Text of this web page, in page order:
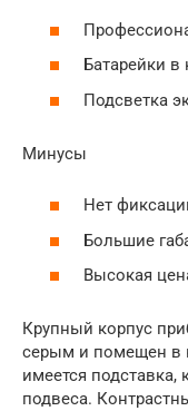
Батарейки
Подсветка
Минусы
Нет
Большие
Высокая
Крупный корпус
серым и помещен в
имеется подставка,
подвеса.